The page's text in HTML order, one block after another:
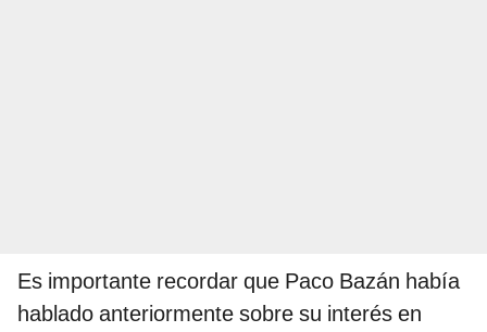
Es importante recordar que Paco Bazán había
hablado anteriormente sobre su interés en